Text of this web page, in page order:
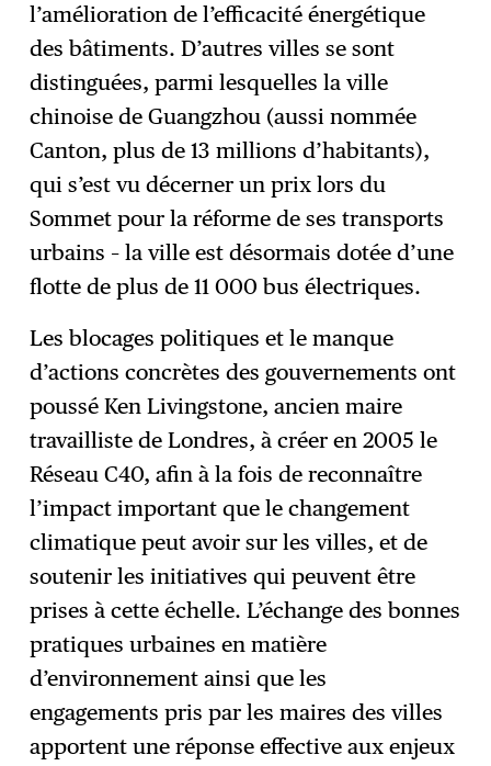
l’amélioration de l’efficacité énergétique
des bâtiments. D’autres villes se sont
distinguées, parmi lesquelles la ville
chinoise de Guangzhou (aussi nommée
Canton, plus de 13 millions d’habitants),
qui s’est vu décerner un prix lors du
Sommet pour la réforme de ses transports
urbains – la ville est désormais dotée d’une
flotte de plus de 11 000 bus électriques.
Les blocages politiques et le manque
d’actions concrètes des gouvernements ont
poussé Ken Livingstone, ancien maire
travailliste de Londres, à créer en 2005 le
Réseau C40, afin à la fois de reconnaître
l’impact important que le changement
climatique peut avoir sur les villes, et de
soutenir les initiatives qui peuvent être
prises à cette échelle. L’échange des bonnes
pratiques urbaines en matière
d’environnement ainsi que les
engagements pris par les maires des villes
apportent une réponse effective aux enjeux